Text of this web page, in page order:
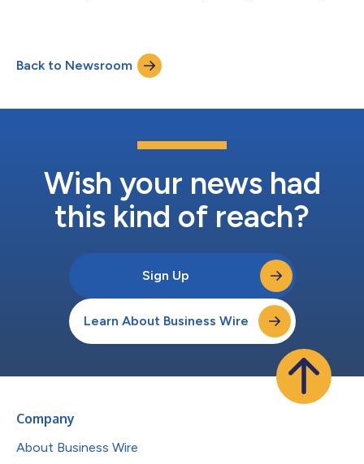
decisiones más rápidas e inteligentes a gran escala. A través de
esta asociación, los agentes autónomos de IA pueden adquirir
Back to Newsroom
Wish your news had
this kind of reach?
Sign Up
Learn About Business Wire
Company
About Business Wire